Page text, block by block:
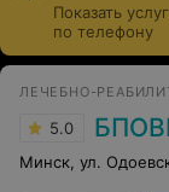
Показать
по телефону
ЛЕЧЕБНО-
5.0
Минск, ул.